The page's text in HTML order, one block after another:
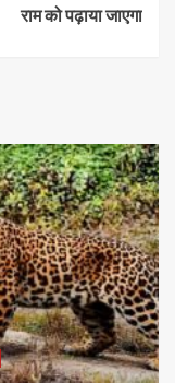
राम को पढ़ाया जाएगा